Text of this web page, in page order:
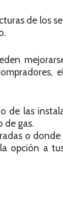
de los
de las
de gas.
o
opción a